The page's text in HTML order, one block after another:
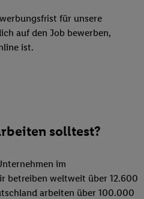
für unsere
auf den Job bewerben,
ist.
solltest?
im
betreiben weltweit über 12.600
arbeiten über 100.000